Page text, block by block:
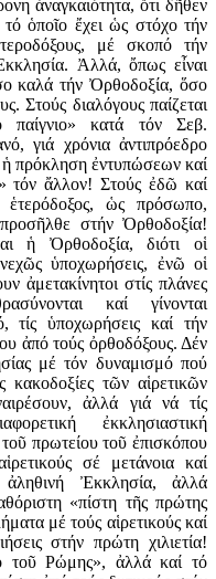
ἀναγκαιότητα, ὅτι δῆθεν
ὁποῖο ἔχει ὡς στόχο τήν
μέ σκοπό τήν
Ἀλλά, ὄπως εἶναι
καλά τήν Ὀρθοδοξία, ὅσο
Στούς διαλόγους παίζεται
παίγνιο» κατά τόν Σεβ.
γιά χρόνια ἀντιπρόεδρο
πρόκληση ἐντυπώσεων καί
τόν ἄλλον! Στούς ἐδῶ καί
ἑτερόδοξος, ὡς πρόσωπο,
στήν Ὀρθοδοξία!
ἡ Ὀρθοδοξία, διότι οἱ
ὑποχωρήσεις, ἐνῶ οἱ
ἀμετακίνητοι στίς πλάνες
καί γίνονται
τίς ὑποχωρήσεις καί τήν
ἀπό τούς ὀρθοδόξους. Δέν
μέ τόν δυναμισμό πού
κακοδοξίες τῶν αἱρετικῶν
ἀλλά γιά νά τίς
ἐκκλησιαστική
πρωτείου τοῦ ἐπισκόπου
σέ μετάνοια καί
Ἐκκλησία, ἀλλά
«πίστη τῆς πρώτης
μέ τούς αἱρετικούς καί
στήν πρώτη χιλιετία!
τοῦ Ρώμης», ἀλλά καί τό